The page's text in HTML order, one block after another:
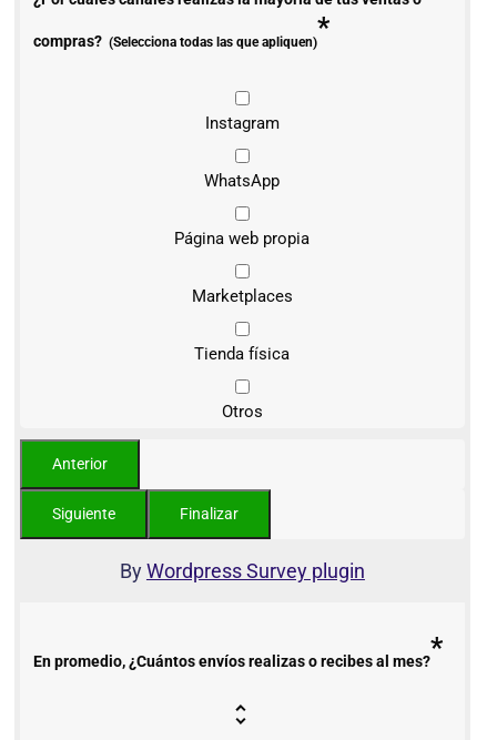
compras? (Selecciona todas las que apliquen)*
Instagram
WhatsApp
Página web propia
Marketplaces
Tienda física
Otros
ByWordpress Survey plugin
En promedio, ¿Cuántos envíos realizas o recibes al mes?*